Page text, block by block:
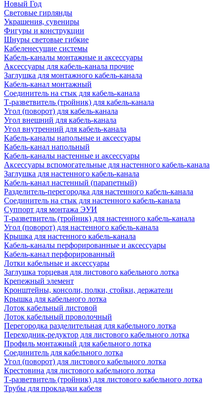
Новый Год
Световые гирлянды
Украшения, сувениры
Фигуры и конструкции
Шнуры световые гибкие
Кабеленесущие системы
Кабель-каналы монтажные и аксессуары
Аксессуары для кабель-канала прочие
Заглушка для монтажного кабель-канала
Кабель-канал монтажный
Соединитель на стык для кабель-канала
Т-разветвитель (тройник) для кабель-канала
Угол (поворот) для кабель-канала
Угол внешний для кабель-канала
Угол внутренний для кабель-канала
Кабель-каналы напольные и аксессуары
Кабель-канал напольный
Кабель-каналы настенные и аксессуары
Аксессуары вспомогательные для настенного кабель-канала
Заглушка для настенного кабель-канала
Кабель-канал настенный (парапетный)
Разделитель-перегородка для настенного кабель-канала
Соединитель на стык для настенного кабель-канала
Суппорт для монтажа ЭУИ
Т-разветвитель (тройник) для настенного кабель-канала
Угол (поворот) для настенного кабель-канала
Крышка для настенного кабель-канала
Кабель-каналы перфорированные и аксессуары
Кабель-канал перфорированный
Лотки кабельные и аксессуары
Заглушка торцевая для листового кабельного лотка
Крепежный элемент
Кронштейны, консоли, полки, стойки, держатели
Крышка для кабельного лотка
Лоток кабельный листовой
Лоток кабельный проволочный
Перегородка разделительная для кабельного лотка
Переходник-редуктор для листового кабельного лотка
Профиль монтажный для кабельного лотка
Соединитель для кабельного лотка
Угол (поворот) для листового кабельного лотка
Крестовина для листового кабельного лотка
Т-разветвитель (тройник) для листового кабельного лотка
Трубы для прокладки кабеля